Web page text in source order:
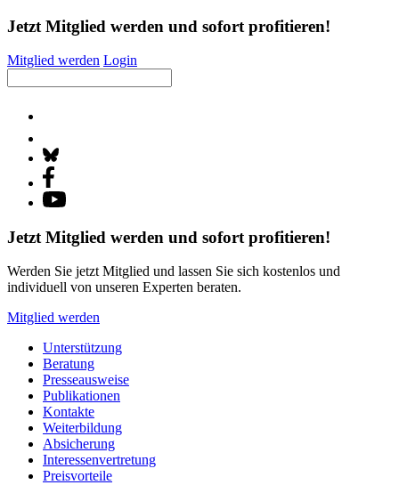
Jetzt Mitglied werden und sofort profitieren!
Mitglied werden Login
Jetzt Mitglied werden und sofort profitieren!
Werden Sie jetzt Mitglied und lassen Sie sich kostenlos und
individuell von unseren Experten beraten.
Mitglied werden
Unterstützung
Beratung
Presseausweise
Publikationen
Kontakte
Weiterbildung
Absicherung
Interessenvertretung
Preisvorteile